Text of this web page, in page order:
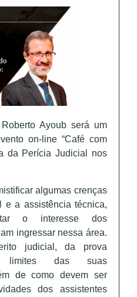
Ayoub será um
on-line “Café com
da Perícia Judicial nos
algumas crenças
e a assistência técnica,
o interesse dos
ingressar nessa área.
judicial, da prova
das suas
de como devem ser
dos assistentes